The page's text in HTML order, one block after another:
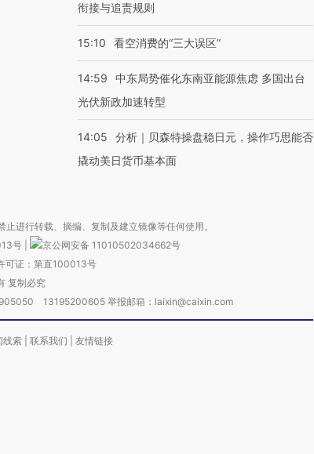
衔接与追责规则
15:10 看空消费的“三大误区”
14:59
中东局势催化东南亚能源焦虑 多国出台
光伏新政加速转型
14:05
分析｜贝森特操盘稳日元，操作巧思能否
撬动美日货币基本面
进行转载、摘编、复制及建立镜像等任何使用。
号
京公网安备 11010502034662号
可证：第直100013号
复制必究
13195200605 举报邮箱：laixin@caixin.com
线索 联系我们 友情链接